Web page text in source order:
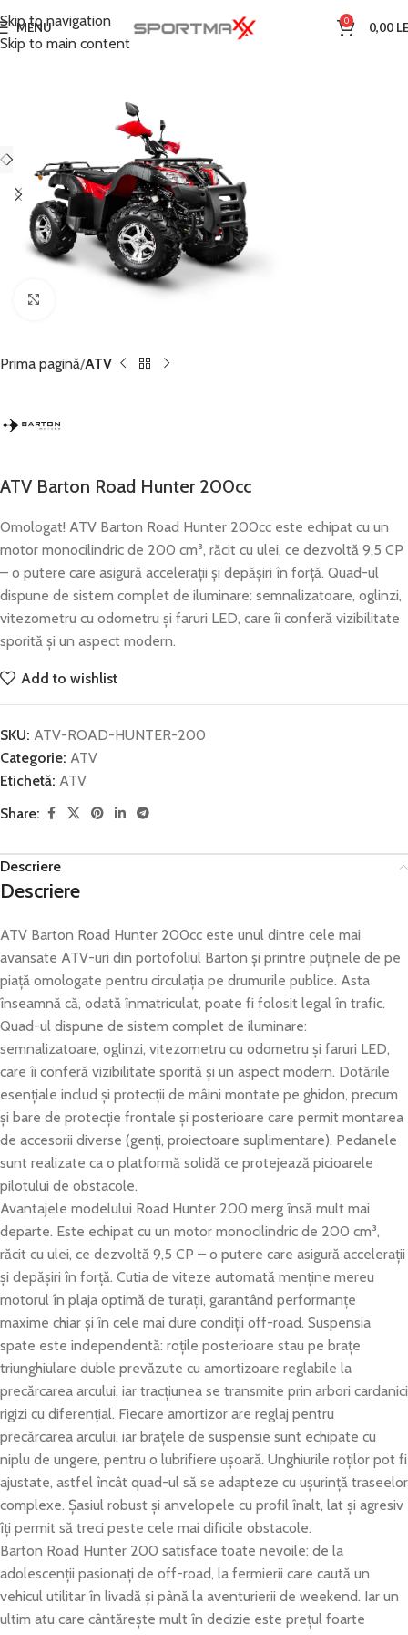
Skip to navigation
Skip to main content
MENU 0 0,00
Prima pagină ATV
ATV Barton Road Hunter 200cc
Omologat! ATV Barton Road Hunter 200cc este echipat cu un
motor monocilindric de 200 cm³, răcit cu ulei, ce dezvoltă 9,5 CP
– o putere care asigură acceleraţii şi depăşiri în forţă. Quad-ul
dispune de sistem complet de iluminare: semnalizatoare, oglinzi,
vitezometru cu odometru şi faruri LED, care îi conferă vizibilitate
sporită şi un aspect modern.
Add to wishlist
SKU: ATV-ROAD-HUNTER-200
Categorie: ATV
Etichetă: ATV
Share:
Descriere
Descriere
ATV Barton Road Hunter 200cc este unul dintre cele mai
avansate ATV-uri din portofoliul Barton şi printre puţinele de pe
piaţă omologate pentru circulaţia pe drumurile publice. Asta
înseamnă că, odată înmatriculat, poate fi folosit legal în trafic.
Quad-ul dispune de sistem complet de iluminare:
semnalizatoare, oglinzi, vitezometru cu odometru şi faruri LED,
care îi conferă vizibilitate sporită şi un aspect modern. Dotările
esenţiale includ şi protecţii de mâini montate pe ghidon, precum
şi bare de protecţie frontale şi posterioare care permit montarea
de accesorii diverse (genţi, proiectoare suplimentare). Pedanele
sunt realizate ca o platformă solidă ce protejează picioarele
pilotului de obstacole.
Avantajele modelului Road Hunter 200 merg însă mult mai
departe. Este echipat cu un motor monocilindric de 200 cm³,
răcit cu ulei, ce dezvoltă 9,5 CP – o putere care asigură acceleraţii
şi depăşiri în forţă. Cutia de viteze automată menţine mereu
motorul în plaja optimă de turaţii, garantând performanţe
maxime chiar şi în cele mai dure condiţii off-road. Suspensia
spate este independentă: roţile posterioare stau pe braţe
triunghiulare duble prevăzute cu amortizoare reglabile la
precărcarea arcului, iar tracţiunea se transmite prin arbori cardanici
rigizi cu diferenţial. Fiecare amortizor are reglaj pentru
precărcarea arcului, iar braţele de suspensie sunt echipate cu
niplu de ungere, pentru o lubrifiere uşoară. Unghiurile roţilor pot fi
ajustate, astfel încât quad-ul să se adapteze cu uşurinţă traseelor
complexe. Şasiul robust şi anvelopele cu profil înalt, lat şi agresiv
îţi permit să treci peste cele mai dificile obstacole.
Barton Road Hunter 200 satisface toate nevoile: de la
adolescenţii pasionaţi de off-road, la fermierii care caută un
vehicul utilitar în livadă şi până la aventurierii de weekend. Iar un
ultim atu care cântăreşte mult în decizie este preţul foarte